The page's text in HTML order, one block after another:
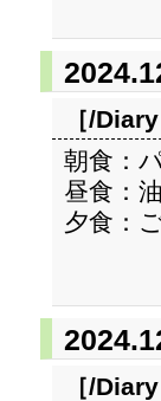
［/Diary
朝食：
昼食：
夕食：
［/Diary